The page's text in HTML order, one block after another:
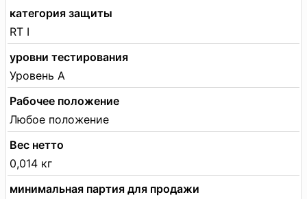
категория защиты
RT I
уровни тестирования
Уровень А
Рабочее положение
Любое положение
Вес нетто
0,014 кг
минимальная партия для продажи